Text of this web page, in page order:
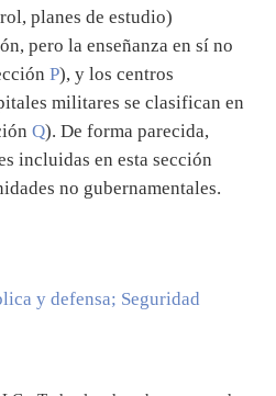
planes de estudio)
pero la enseñanza en sí no
P), y los centros
militares se clasifican en
Q). De forma parecida,
incluidas en esta sección
no gubernamentales.
y defensa; Seguridad